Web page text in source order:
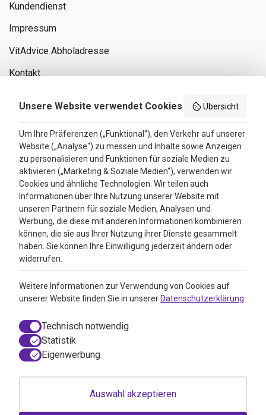
Kundendienst
Impressum
VitAdvice Abholadresse
Kontakt
Bewertungen
4.3
Google Reviews
© 2026 VitAdvice BV.de, Realisierung durch050media
AGB / Webshop Trustmark
Unsere Website verwendet Cookies Übersicht
Um Ihre Präferenzen („Funktional“), den Verkehr auf unserer
Website („Analyse“) zu messen und Inhalte sowie Anzeigen
zu personalisieren und Funktionen für soziale Medien zu
aktivieren („Marketing & Soziale Medien“), verwenden wir
Cookies und ähnliche Technologien. Wir teilen auch
Informationen über Ihre Nutzung unserer Website mit
unseren Partnern für soziale Medien, Analysen und
Werbung, die diese mit anderen Informationen kombinieren
können, die sie aus Ihrer Nutzung ihrer Dienste gesammelt
haben. Sie können Ihre Einwilligung jederzeit ändern oder
widerrufen.
Weitere Informationen zur Verwendung von Cookies auf
unserer Website finden Sie in unserer Datenschutzerklärung
Technisch notwendig
Statistik
Eigenwerbung
Auswahl akzeptieren
Einwilligungsdialog geöffnet